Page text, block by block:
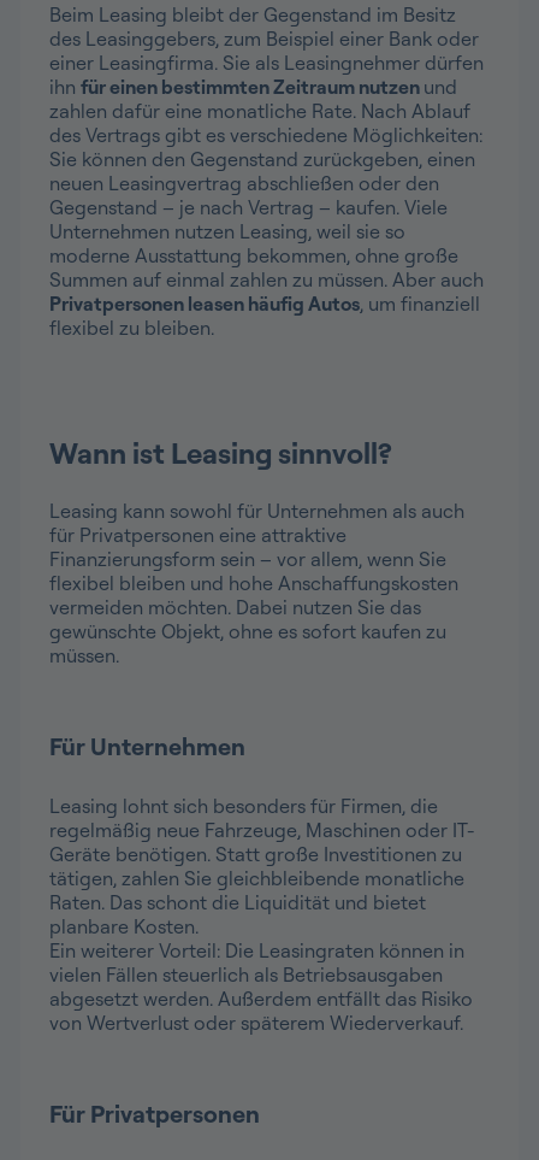
Beim Leasing bleibt der Gegenstand im Besitz
des Leasinggebers, zum Beispiel einer Bank oder
einer Leasingfirma. Sie als Leasingnehmer dürfen
ihn für einen bestimmten Zeitraum nutzen und
zahlen dafür eine monatliche Rate. Nach Ablauf
des Vertrags gibt es verschiedene Möglichkeiten:
Sie können den Gegenstand zurückgeben, einen
neuen Leasingvertrag abschließen oder den
Gegenstand – je nach Vertrag – kaufen. Viele
Unternehmen nutzen Leasing, weil sie so
moderne Ausstattung bekommen, ohne große
Summen auf einmal zahlen zu müssen. Aber auch
Privatpersonen leasen häufig Autos, um finanziell
flexibel zu bleiben.
Wann ist Leasing sinnvoll?
Leasing kann sowohl für Unternehmen als auch
für Privatpersonen eine attraktive
Finanzierungsform sein – vor allem, wenn Sie
flexibel bleiben und hohe Anschaffungskosten
vermeiden möchten. Dabei nutzen Sie das
gewünschte Objekt, ohne es sofort kaufen zu
müssen.
Für Unternehmen
Leasing lohnt sich besonders für Firmen, die
regelmäßig neue Fahrzeuge, Maschinen oder IT-
Geräte benötigen. Statt große Investitionen zu
tätigen, zahlen Sie gleichbleibende monatliche
Raten. Das schont die Liquidität und bietet
planbare Kosten.
Ein weiterer Vorteil: Die Leasingraten können in
vielen Fällen steuerlich als Betriebsausgaben
abgesetzt werden. Außerdem entfällt das Risiko
von Wertverlust oder späterem Wiederverkauf.
Für Privatpersonen